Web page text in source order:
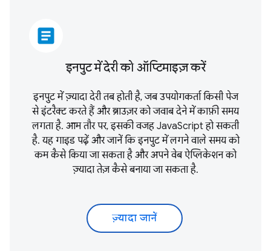
article
इनपुट में देरी को ऑप्टिमाइज़ करें
इनपुट में ज़्यादा देरी तब होती है, जब उपयोगकर्ता किसी पेज
से इंटरैक्ट करते हैं और ब्राउज़र को जवाब देने में काफ़ी समय
लगता है. आम तौर पर, इसकी वजह JavaScript हो सकती
है. यह गाइड पढ़ें और जानें कि इनपुट में लगने वाले समय को
कम कैसे किया जा सकता है और अपने वेब ऐप्लिकेशन को
ज़्यादा तेज़ कैसे बनाया जा सकता है.
ज़्यादा जानें